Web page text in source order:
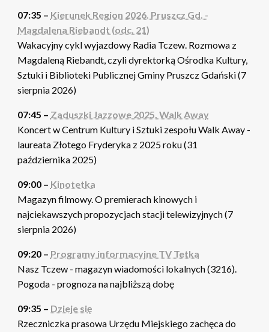
07:35 – Kierunek Region 2026. Pruszcz Gd. -
Magdalena Riebandt (odc. 21)
Wakacyjny cykl wyjazdowy Radia Tczew. Rozmowa z
Magdaleną Riebandt, czyli dyrektorką Ośrodka Kultury,
Sztuki i Biblioteki Publicznej Gminy Pruszcz Gdański (7
sierpnia 2026)
07:45 – Zaduszki Jazzowe 2025. Walk Away
Koncert w Centrum Kultury i Sztuki zespołu Walk Away -
laureata Złotego Fryderyka z 2025 roku (31
października 2025)
09:00 – Kinotetka
Magazyn filmowy. O premierach kinowych i
najciekawszych propozycjach stacji telewizyjnych (7
sierpnia 2026)
09:20 – Programy informacyjne TV Tetka
Nasz Tczew - magazyn wiadomości lokalnych (3216).
Pogoda - prognoza na najbliższą dobę
09:35 – Dzieje się
Rzeczniczka prasowa Urzędu Miejskiego zachęca do